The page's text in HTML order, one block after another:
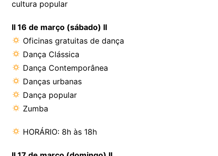
cultura popular
ll 16 de março (sábado) ll
Oficinas gratuitas de dança
Dança Clássica
Dança Contemporânea
Danças urbanas
Dança popular
Zumba
HORÁRIO: 8h às 18h